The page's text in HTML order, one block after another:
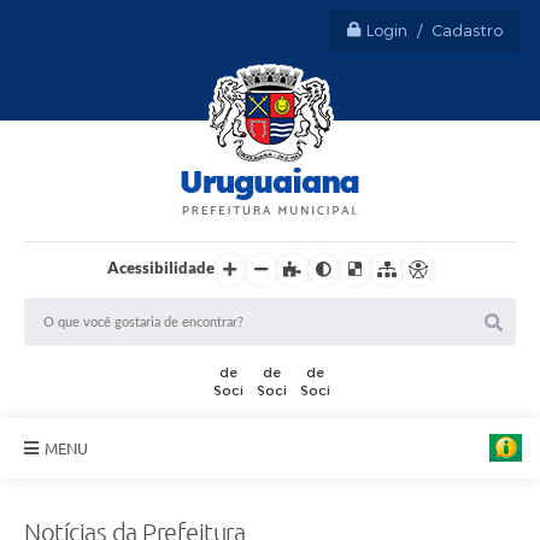
Login / Cadastro
Acessibilidade
MENU
Notícias da Prefeitura